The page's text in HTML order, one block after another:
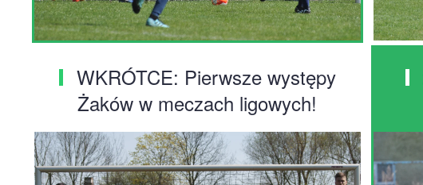
WKRÓTCE: Pierwsze występy
Żaków w meczach ligowych!